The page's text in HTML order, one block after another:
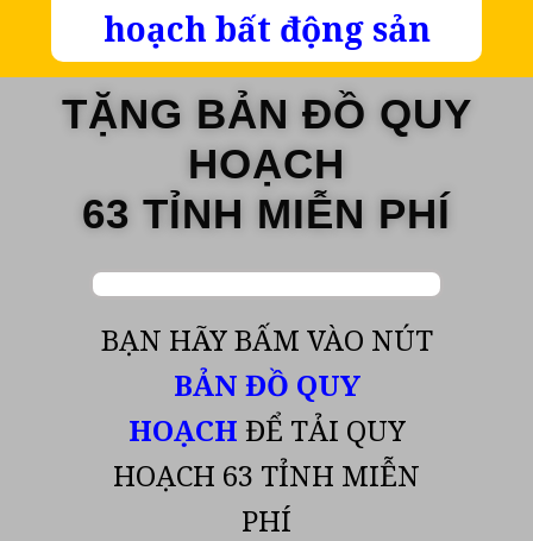
hoạch bất động sản
TẶNG BẢN ĐỒ QUY
HOẠCH
63 TỈNH MIỄN PHÍ
BẠN HÃY BẤM VÀO NÚT
BẢN ĐỒ QUY
HOẠCH ĐỂ TẢI QUY
HOẠCH 63 TỈNH MIỄN
PHÍ